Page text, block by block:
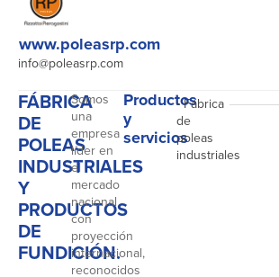
www.poleasrp.com
info@poleasrp.com
FÁBRICA
DE
POLEAS
INDUSTRIALES
Y
PRODUCTOS
DE
FUNDICIÓN.
Somos
una
empresa
líder en
el
mercado
nacional
con
proyección
internacional,
reconocidos
Productos
y
servicios
- Fábrica
de
poleas
industriales